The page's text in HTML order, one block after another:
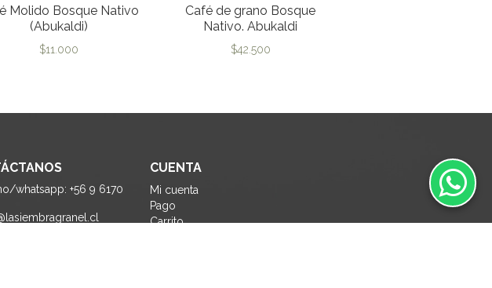
Molido Bosque Nativo
(Abukaldi)
$11.000
Café de grano Bosque
Nativo. Abukaldi
$42.500
whatsapp: +56 9 6170
CUENTA
Mi cuenta
Pago
Carrito